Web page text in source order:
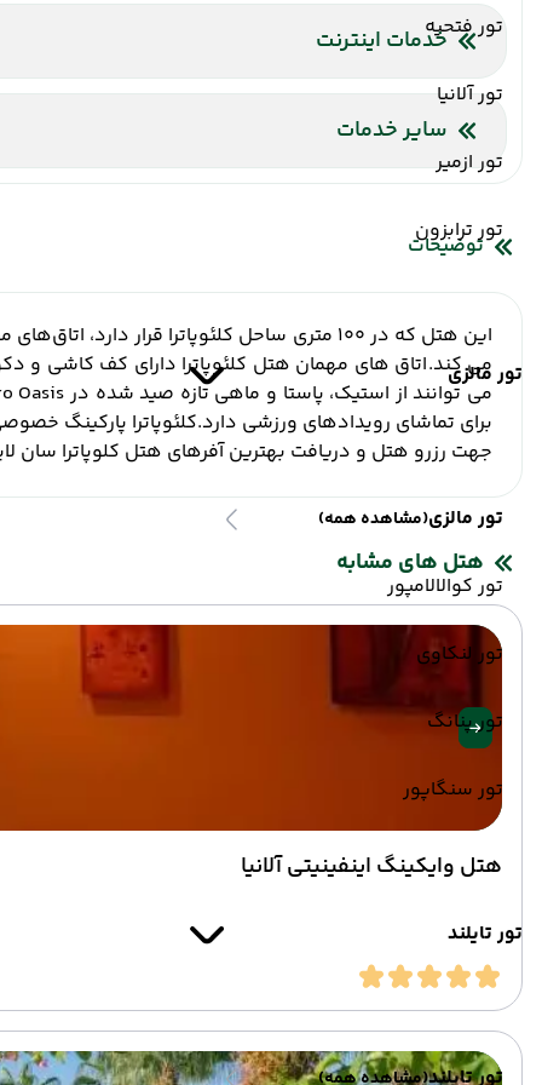
تور فتحیه
تور آلانیا
تور ازمیر
تور ترابزون
تور مالزی
تور مالزی(مشاهده همه)
تور کوالالامپور
تور لنکاوی
تور پنانگ
تور سنگاپور
تور تایلند
تور تایلند(مشاهده همه)
خدمات اینترنت
اینترنت بیسیم رایگان در لابی اینترنت بیسیم رایگان در
سایر خدمات
شاتل فرودگاه آسانسور
توضیحات
این هتل که در 100 متری ساحل کلئوپاترا قرار دارد، اتاق‌های مجهز به تهویه مطبوع و استخر دارد.
می کند.اتاق های مهمان هتل کلئوپاترا دارای کف کاشی و
می توانند از استیک، پاستا و ماهی تازه صید شده در Bistro Oasis با تراس دنج خود که بخشی از آن با برگ های نخل پوشیده شده است لذت ببرند.
برای تماشای رویدادهای ورزشی دارد.کلئوپاترا پارکینگ خصوصی
جهت رزرو هتل و دریافت بهترین آفرهای هتل کلوپاترا سان
هتل های مشابه
هتل وایکینگ اینفینیتی آلانیا